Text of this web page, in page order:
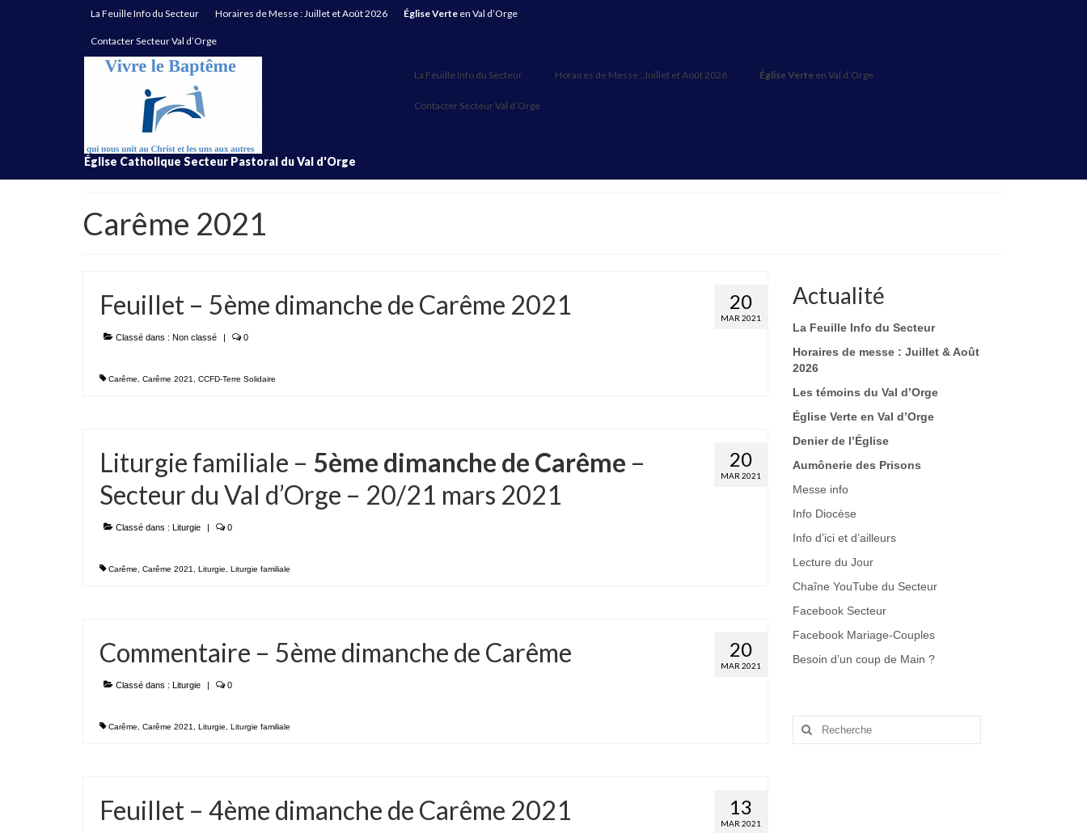
La Feuille Info du Secteur Horaires de Messe : Juillet et Août 2026 Église Verte en Val d’Orge
Contacter Secteur Val d’Orge
Église Catholique Secteur Pastoral du Val d'Orge
La Feuille Info du Secteur Horaires de Messe : Juillet et Août 2026 Église Verteen Val d’Orge
Contacter Secteur Val d’Orge
Carême 2021
20
MAR 2021
Feuillet – 5ème dimanche de Carême 2021
Classé dans : Non classé | 0
Carême Carême 2021 CCFD-Terre Solidaire
20
MAR 2021
Liturgie familiale – 5ème dimanche de Carême –
Secteur du Val d’Orge – 20/21 mars 2021
Classé dans : Liturgie | 0
Carême Carême 2021 Liturgie Liturgie familiale
20
MAR 2021
Commentaire – 5ème dimanche de Carême
Classé dans : Liturgie | 0
Carême Carême 2021 Liturgie Liturgie familiale
13
MAR 2021
Feuillet – 4ème dimanche de Carême 2021
Actualité
La Feuille Info du Secteur
Horaires de messe : Juillet & Août
2026
Les témoins du Val d’Orge
Église Verte en Val d’Orge
Denier de l’Église
Aumônerie des Prisons
Messe info
Info Diocèse
Info d’ici et d’ailleurs
Lecture du Jour
Chaîne YouTube du Secteur
Facebook Secteur
Facebook Mariage-Couples
Besoin d’un coup de Main ?
Rechercher